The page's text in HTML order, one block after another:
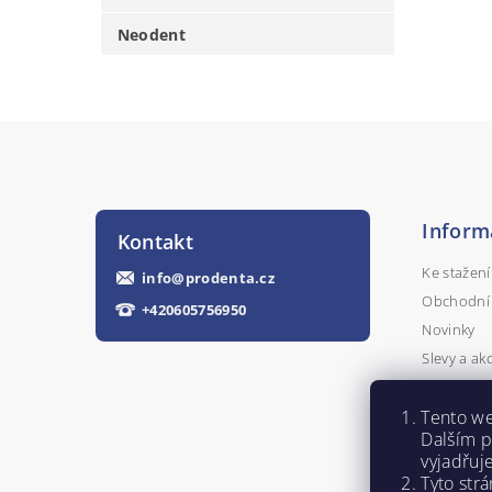
Neodent
Kontakt
info@prodenta.cz
+420605756950
Ke stažení
Novinky
Slevy a
Napište
Tento
Dalším
Tyto